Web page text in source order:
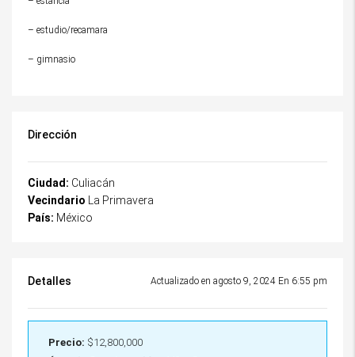
– estudio/recamara
– gimnasio
Dirección
Ciudad: Culiacán
Vecindario La Primavera
País: México
Detalles Actualizado en agosto 9, 2024 En 6:55 pm
Precio: $12,800,000